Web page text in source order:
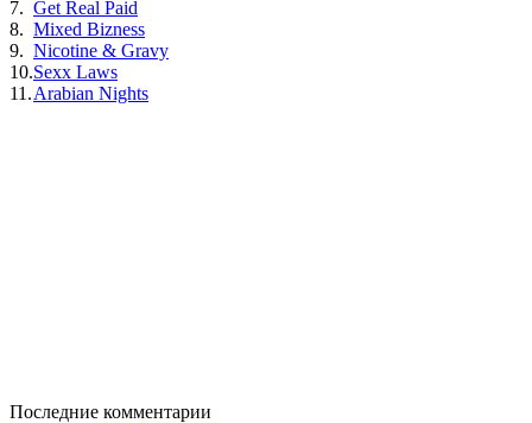
7. Get Real Paid
8. Mixed Bizness
9. Nicotine & Gravy
10.Sexx Laws
11.Arabian Nights
Последние комментарии